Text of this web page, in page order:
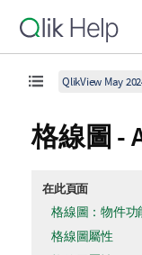
QlikView May
格線圖 -
在此頁面
格線圖：物件功
格線圖屬性